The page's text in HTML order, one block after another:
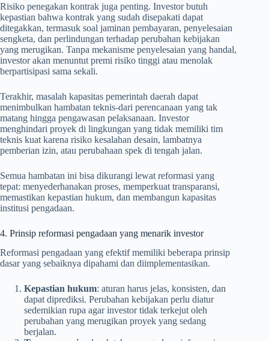
Risiko penegakan kontrak juga penting. Investor butuh
kepastian bahwa kontrak yang sudah disepakati dapat
ditegakkan, termasuk soal jaminan pembayaran, penyelesaian
sengketa, dan perlindungan terhadap perubahan kebijakan
yang merugikan. Tanpa mekanisme penyelesaian yang handal,
investor akan menuntut premi risiko tinggi atau menolak
berpartisipasi sama sekali.
Terakhir, masalah kapasitas pemerintah daerah dapat
menimbulkan hambatan teknis-dari perencanaan yang tak
matang hingga pengawasan pelaksanaan. Investor
menghindari proyek di lingkungan yang tidak memiliki tim
teknis kuat karena risiko kesalahan desain, lambatnya
pemberian izin, atau perubahaan spek di tengah jalan.
Semua hambatan ini bisa dikurangi lewat reformasi yang
tepat: menyederhanakan proses, memperkuat transparansi,
memastikan kepastian hukum, dan membangun kapasitas
institusi pengadaan.
4. Prinsip reformasi pengadaan yang menarik investor
Reformasi pengadaan yang efektif memiliki beberapa prinsip
dasar yang sebaiknya dipahami dan diimplementasikan.
Kepastian hukum: aturan harus jelas, konsisten, dan
dapat diprediksi. Perubahan kebijakan perlu diatur
sedemikian rupa agar investor tidak terkejut oleh
perubahan yang merugikan proyek yang sedang
berjalan.